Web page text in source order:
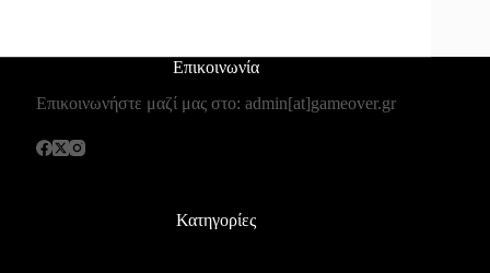
Επικοινωνία
Επικοινωνήστε μαζί μας στο: admin[at]gameover.gr
Κατηγορίες